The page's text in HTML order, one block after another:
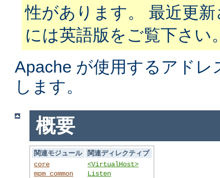
性があります。 最近更
には英語版をご覧下さい
Apache が使用するアド
します。
概要
関連モジュール
関連ディレクティブ
core
mpm_common
<VirtualHost>
Listen